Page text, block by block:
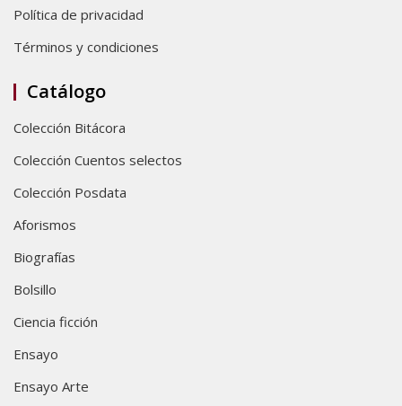
Política de privacidad
Términos y condiciones
Catálogo
Colección Bitácora
Colección Cuentos selectos
Colección Posdata
Aforismos
Biografías
Bolsillo
Ciencia ficción
Ensayo
Ensayo Arte